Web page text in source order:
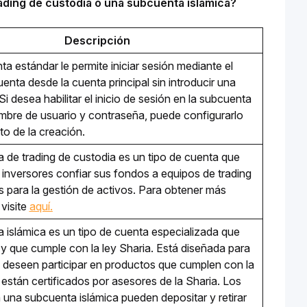
de custodia o una subcuenta islámica?
Descripción
estándar le permite iniciar sesión mediante el
desde la cuenta principal sin introducir una
desea habilitar el inicio de sesión en la subcuenta
de usuario y contraseña, puede configurarlo
de la creación.
de trading de custodia es un tipo de cuenta que
confiar sus fondos a equipos de trading
para la gestión de activos. Para obtener más
aquí.
islámica es un tipo de cuenta especializada que
que cumple con la ley Sharia. Está diseñada para
participar en productos que cumplen con la
certificados por asesores de la Sharia. Los
subcuenta islámica pueden depositar y retirar